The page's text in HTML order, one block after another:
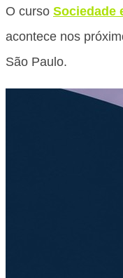
O curso Sociedade
acontece nos
São Paulo.